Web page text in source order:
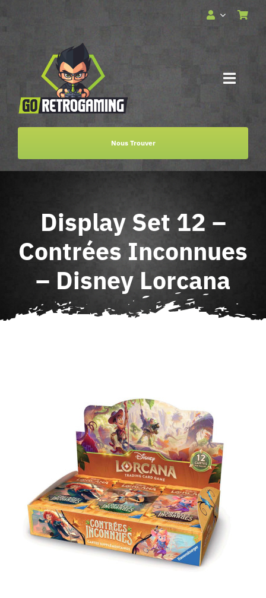
au
Toggle
Services
Billetterie
Agenda
Contact
Nous Trouver
Display Set 12 –
Contrées Inconnues
– Disney Lorcana